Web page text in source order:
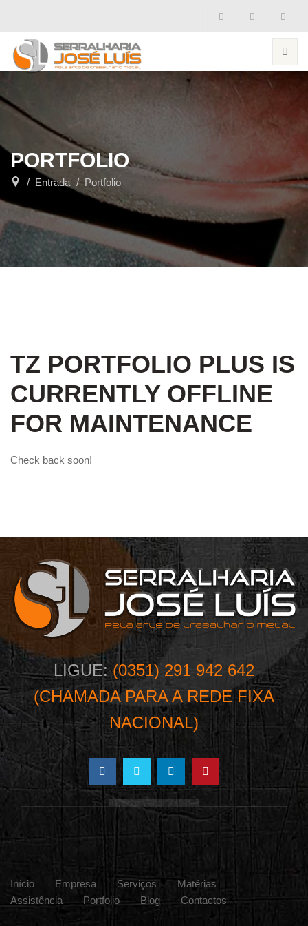
PORTFOLIO
Entrada Portfolio
TZ PORTFOLIO PLUS IS
CURRENTLY OFFLINE
FOR MAINTENANCE
Check back soon!
LIGUE:(0351) 291 942 642
(CHAMADA PARA A REDE FIXA
NACIONAL)
Início Empresa Serviços
Matérias
Assistência
Portfolio Blog Contactos